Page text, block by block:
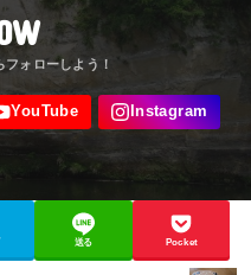
送る Pocket